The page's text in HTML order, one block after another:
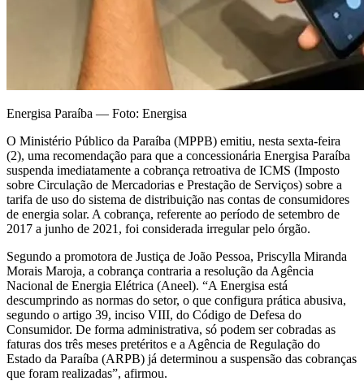
Energisa Paraíba — Foto: Energisa
O Ministério Público da Paraíba (MPPB) emitiu, nesta sexta-feira
(2), uma recomendação para que a concessionária Energisa Paraíba
suspenda imediatamente a cobrança retroativa de ICMS (Imposto
sobre Circulação de Mercadorias e Prestação de Serviços) sobre a
tarifa de uso do sistema de distribuição nas contas de consumidores
de energia solar. A cobrança, referente ao período de setembro de
2017 a junho de 2021, foi considerada irregular pelo órgão.
Segundo a promotora de Justiça de João Pessoa, Priscylla Miranda
Morais Maroja, a cobrança contraria a resolução da Agência
Nacional de Energia Elétrica (Aneel). “A Energisa está
descumprindo as normas do setor, o que configura prática abusiva,
segundo o artigo 39, inciso VIII, do Código de Defesa do
Consumidor. De forma administrativa, só podem ser cobradas as
faturas dos três meses pretéritos e a Agência de Regulação do
Estado da Paraíba (ARPB) já determinou a suspensão das cobranças
que foram realizadas”, afirmou.